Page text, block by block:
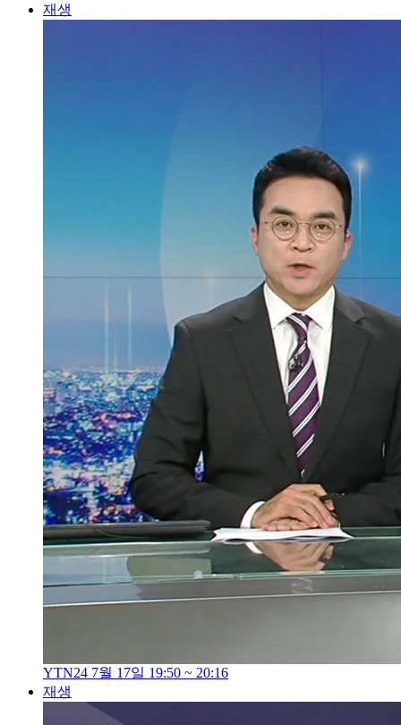
재생
YTN24 7월 17일 19:50 ~ 20:16
재생